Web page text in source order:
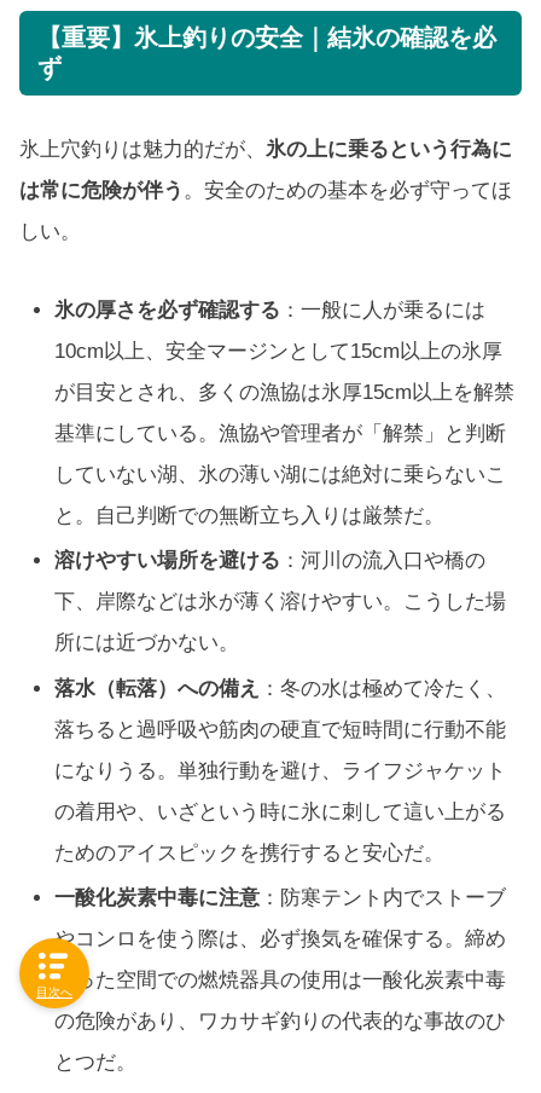
【重要】氷上釣りの安全｜結氷の確認を必
ず
氷上穴釣りは魅力的だが、 氷の上に乗るという行為に
は常に危険が伴う 。安全のための基本を必ず守ってほ
しい。
氷の厚さを必ず確認する ：一般に人が乗るには
10cm以上、安全マージンとして15cm以上の氷厚
が目安とされ、多くの漁協は氷厚15cm以上を解禁
基準にしている。漁協や管理者が「解禁」と判断
していない湖、氷の薄い湖には絶対に乗らないこ
と。自己判断での無断立ち入りは厳禁だ。
溶けやすい場所を避ける ：河川の流入口や橋の
下、岸際などは氷が薄く溶けやすい。こうした場
所には近づかない。
落水（転落）への備え ：冬の水は極めて冷たく、
落ちると過呼吸や筋肉の硬直で短時間に行動不能
になりうる。単独行動を避け、ライフジャケット
の着用や、いざという時に氷に刺して這い上がる
ためのアイスピックを携行すると安心だ。
一酸化炭素中毒に注意 ：防寒テント内でストーブ
やコンロを使う際は、必ず換気を確保する。締め
切った空間での燃焼器具の使用は一酸化炭素中毒
の危険があり、ワカサギ釣りの代表的な事故のひ
とつだ。
目次へ